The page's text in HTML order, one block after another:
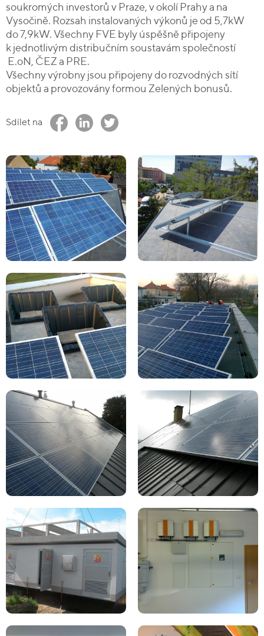
soukromých investorů v Praze, v okolí Prahy a na
Vysočině. Rozsah instalovaných výkonů je od 5,7kW
do 7,9kW. Všechny FVE byly úspěšně připojeny
k jednotlivým distribučním soustavám společností
E.oN, ČEZ a PRE.
Všechny výrobny jsou připojeny do rozvodných sítí
objektů a provozovány formou Zelených bonusů.
Sdílet na